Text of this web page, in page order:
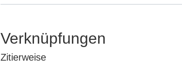
Verknüpfungen
Zitierweise